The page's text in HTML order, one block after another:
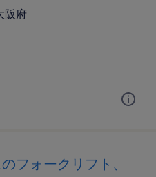
阪府
フォークリフト、